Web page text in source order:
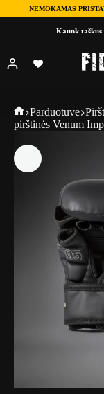
NEMOKAMAS
Kaupk
Fightgear
Parduotuve
pirštinės Venum